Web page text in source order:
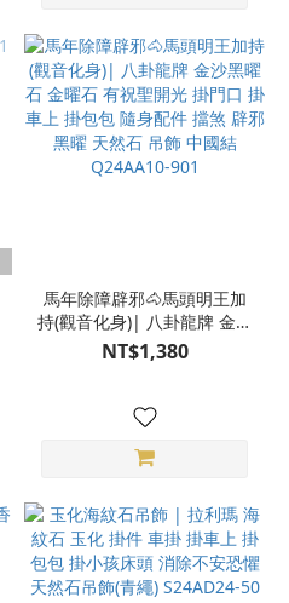
馬年除障辟邪🐴馬頭明王加
持(觀音化身)| 八卦龍牌 金沙
黑曜石 金曜石 有祝聖開光
掛門口 掛車上 掛包包 隨身
吊飾 中國結 Q24AA10-901
NT$1,380